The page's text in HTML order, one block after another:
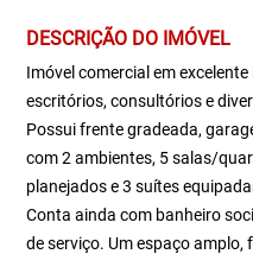
DESCRIÇÃO DO IMÓVEL
Imóvel comercial em
escritórios, consultórios e
Possui frente gradeada,
com 2 ambientes, 5 salas/
planejados e 3 suítes
Conta ainda com banheiro
de serviço. Um espaço